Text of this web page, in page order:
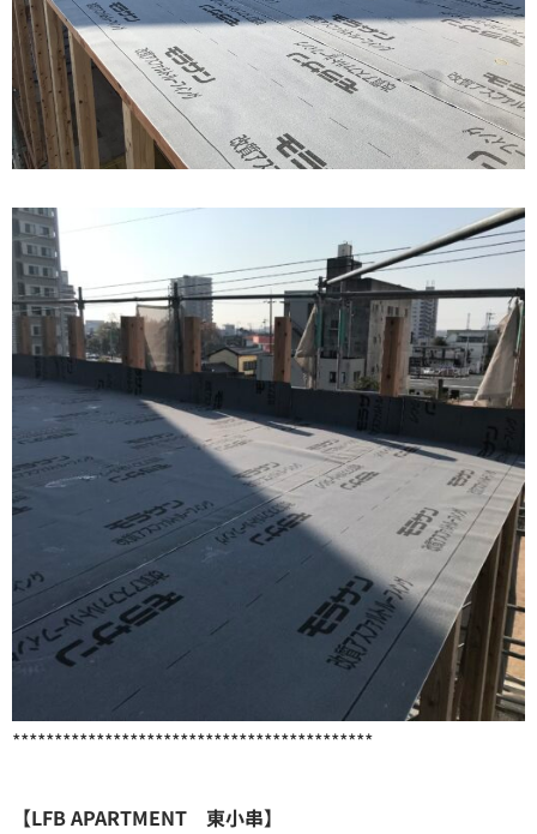
*******************************************
【LFB APARTMENT 東小串】